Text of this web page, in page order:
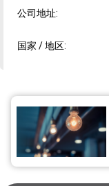
公司地址:
国家 / 地区: